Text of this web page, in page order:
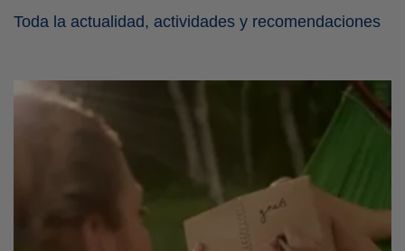
Toda la actualidad, actividades y recomendaciones